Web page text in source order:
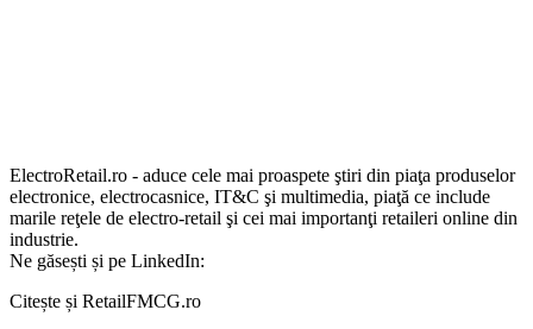
ElectroRetail.ro - aduce cele mai proaspete ştiri din piaţa produselor
electronice, electrocasnice, IT&C şi multimedia, piaţă ce include
marile reţele de electro-retail şi cei mai importanţi retaileri online din
industrie.
Ne găsești și pe LinkedIn:
Citește și RetailFMCG.ro